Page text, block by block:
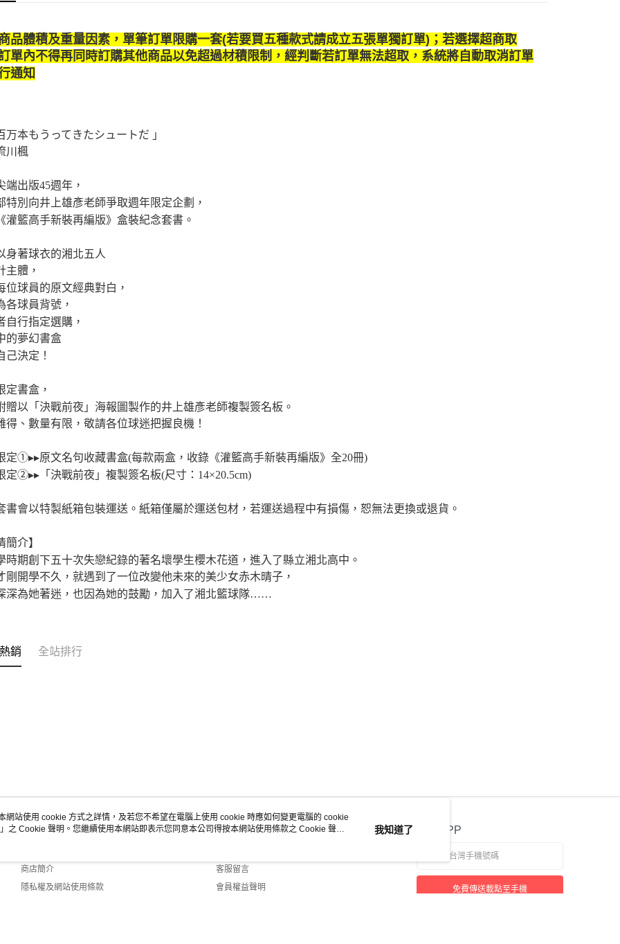
品體積及重量因素，單筆訂單限購一套(若要買五種款式請成立五張單獨訂單)；若選擇超商取
單內不得再同時訂購其他商品以免超過材積限制，經判斷若訂單無法超取 ， 系統將自動取消訂單
通知
万本もうってきたシュートだ 」
楓
端出版45週年，
特別向井上雄彥老師爭取週年限定企劃，
灌籃高手新裝再編版》盒裝紀念套書。
身著球衣的湘北五人
主體，
位球員的原文經典對白，
各球員背號，
自行指定選購，
的夢幻書盒
己決定！
定書盒，
贈以「決戰前夜」海報圖製作的井上雄彥老師複製簽名板。
得、數量有限，敬請各位球迷把握良機！
定①▸▸原文名句收藏書盒(每款兩盒，收錄《灌籃高手新裝再編版》全20冊)
定②▸▸「決戰前夜」複製簽名板(尺寸：14×20.5cm)
會以特製紙箱包裝運送。紙箱僅屬於運送包材，若運送過程中有損傷，恕無法更換或退貨。
簡介】
時期創下五十次失戀紀錄的著名壞學生櫻木花道，進入了縣立湘北高中。
剛開學不久，就遇到了一位改變他未來的美少女赤木晴子，
深為她著迷，也因為她的鼓勵，加入了湘北籃球隊……
銷 全站排行
關於我們
商店簡介
隱私權及網站使用條款
客服資訊
客服留言
會員權益聲明
官方APP
免費傳送載點至手機
網站使用 cookie 方式之詳情，及若您不希望在電腦上使用 cookie 時應如何變更電腦的 cookie
」之 Cookie 聲明。您繼續使用本網站即表示您同意本公司得按本網站使用條款之 Cookie 聲明
我知道了